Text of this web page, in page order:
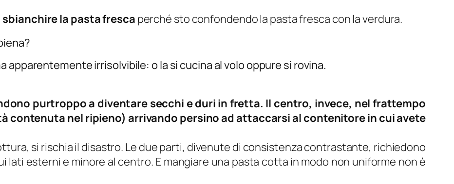
sbianchire la pasta fresca perché sto confondendo la pasta fresca con la verdura.
apparentemente irrisolvibile: o la si cucina al volo oppure si rovina.
purtroppo a diventare secchi e duri in fretta. Il centro, invece, nel frattempo
contenuta nel ripieno) arrivando persino ad attaccarsi al contenitore in cui avete
si rischia il disastro. Le due parti, divenute di consistenza contrastante, richiedono
lati esterni e minore al centro. E mangiare una pasta cotta in modo non uniforme non è